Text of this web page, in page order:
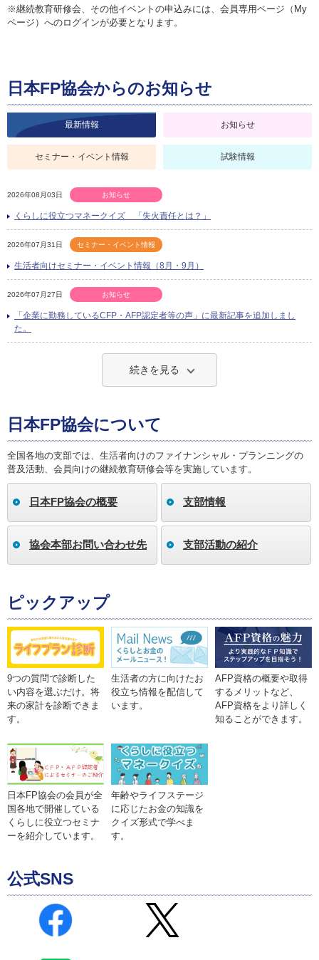
※継続教育研修会、その他イベントの申込みには、会員専用ページ（My
ページ）へのログインが必要となります。
日本FP協会からのお知らせ
最新情報 お知らせ
セミナー・イベント情報 試験情報
2026年08月03日 お知らせ
くらしに役立つマネークイズ 「失火責任とは？」
2026年07月31日 セミナー・イベント情報
生活者向けセミナー・イベント情報（8月・9月）
2026年07月27日 お知らせ
「企業に勤務しているCFP・AFP認定者等の声」に最新記事を追加しまし
た。
続きを見る
日本FP協会について
全国各地の支部では、生活者向けのファイナンシャル・プランニングの
普及活動、会員向けの継続教育研修会等を実施しています。
日本FP協会の概要 支部情報
協会本部お問い合わせ先 支部活動の紹介
ピックアップ
9つの質問で診断した
い内容を選ぶだけ。将
来の家計を診断できま
す。
生活者の方に向けたお
役立ち情報を配信して
います。
AFP資格の概要や取得
するメリットなど、
AFP資格をより詳しく
知ることができます。
日本FP協会の会員が全
国各地で開催している
くらしに役立つセミナ
ーを紹介しています。
年齢やライフステージ
に応じたお金の知識を
クイズ形式で学べま
す。
公式SNS